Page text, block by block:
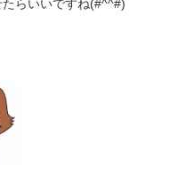
らいいですね(#^^#)